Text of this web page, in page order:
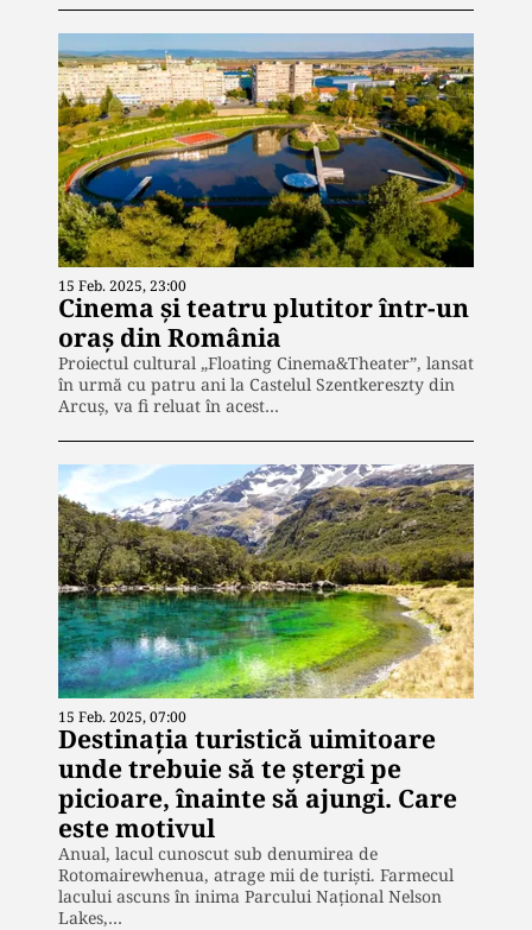
15 Feb. 2025, 23:00
Cinema şi teatru plutitor într-un
oraș din România
Proiectul cultural „Floating Cinema&Theater”, lansat
în urmă cu patru ani la Castelul Szentkereszty din
Arcuș, va fi reluat în acest…
15 Feb. 2025, 07:00
Destinația turistică uimitoare
unde trebuie să te ștergi pe
picioare, înainte să ajungi. Care
este motivul
Anual, lacul cunoscut sub denumirea de
Rotomairewhenua, atrage mii de turiști. Farmecul
lacului ascuns în inima Parcului Național Nelson
Lakes,…